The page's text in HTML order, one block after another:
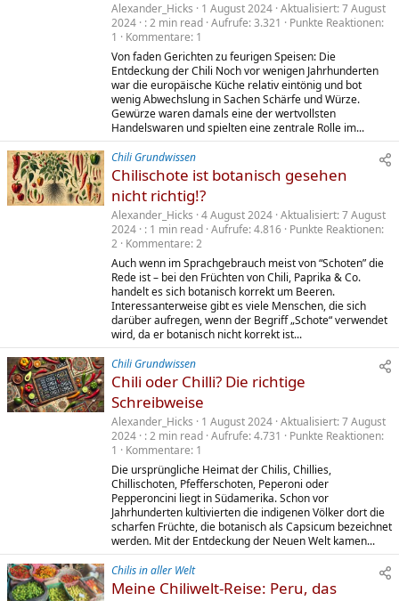
Alexander_Hicks 1 August 2024 Aktualisiert 7 August
2024
2 min read Aufrufe 3.321
Punkte Reaktionen
1
Kommentare 1
Von faden Gerichten zu feurigen Speisen: Die
Entdeckung der Chili Noch vor wenigen Jahrhunderten
war die europäische Küche relativ eintönig und bot
wenig Abwechslung in Sachen Schärfe und Würze.
Gewürze waren damals eine der wertvollsten
Handelswaren und spielten eine zentrale Rolle im...
Chili Grundwissen
Chilischote ist botanisch gesehen
nicht richtig!?
Alexander_Hicks 4 August 2024 Aktualisiert 7 August
2024
1 min read Aufrufe 4.816 Punkte Reaktionen
2 Kommentare 2
Auch wenn im Sprachgebrauch meist von “Schoten” die
Rede ist – bei den Früchten von Chili, Paprika & Co.
handelt es sich botanisch korrekt um Beeren.
Interessanterweise gibt es viele Menschen, die sich
darüber aufregen, wenn der Begriff „Schote“ verwendet
wird, da er botanisch nicht korrekt ist...
Chili Grundwissen
Chili oder Chilli? Die richtige
Schreibweise
Alexander_Hicks 1 August 2024 Aktualisiert 7 August
2024
2 min read Aufrufe 4.731
Punkte Reaktionen
1
Kommentare 1
Die ursprüngliche Heimat der Chilis, Chillies,
Chillischoten, Pfefferschoten, Peperoni oder
Pepperoncini liegt in Südamerika. Schon vor
Jahrhunderten kultivierten die indigenen Völker dort die
scharfen Früchte, die botanisch als Capsicum bezeichnet
werden. Mit der Entdeckung der Neuen Welt kamen...
Chilis in aller Welt
Meine Chiliwelt-Reise: Peru, das